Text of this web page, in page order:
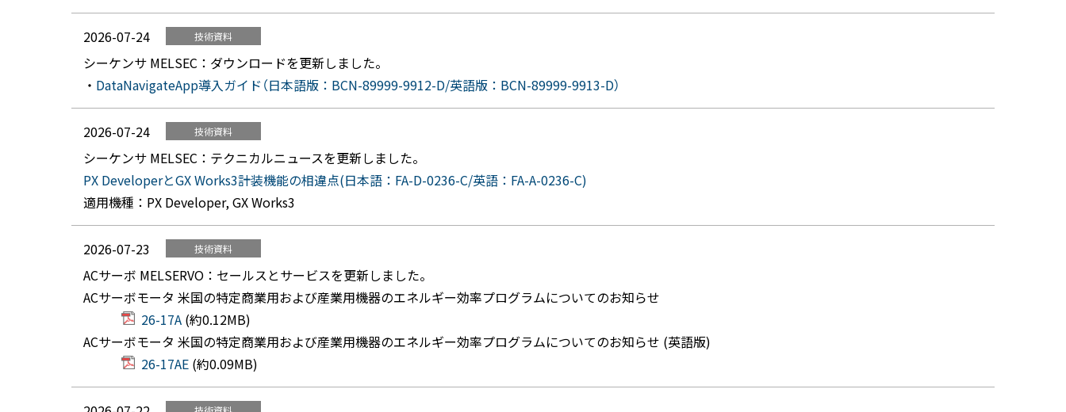
2026-07-24 技術資料
シーケンサ MELSEC：ダウンロードを更新しました。
・ DataNavigateApp導入ガイド（日本語版：BCN-89999-9912-D/英語版：BCN-89999-9913-D）
2026-07-24 技術資料
シーケンサ MELSEC：テクニカルニュースを更新しました。
PX DeveloperとGX Works3計装機能の相違点(日本語：FA-D-0236-C/英語：FA-A-0236-C)
適用機種：PX Developer, GX Works3
2026-07-23 技術資料
ACサーボ MELSERVO：セールスとサービスを更新しました。
ACサーボモータ 米国の特定商業用および産業用機器のエネルギー効率プログラムについてのお知らせ
26-17A (約0.12MB)
ACサーボモータ 米国の特定商業用および産業用機器のエネルギー効率プログラムについてのお知らせ (英語版)
26-17AE (約0.09MB)